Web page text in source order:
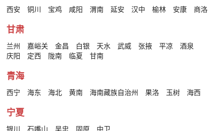
西安 铜川 宝鸡 咸阳 渭南 延安 汉中 榆林 安康 商洛
甘肃
兰州 嘉峪关 金昌 白银 天水 武威 张掖 平凉
酒泉
庆阳
定西 陇南 临夏 甘南
青海
西宁 海东 海北 黄南 海南藏族自治州 果洛 玉树 海西
宁夏
银川 石嘴山 吴忠 固原 中卫